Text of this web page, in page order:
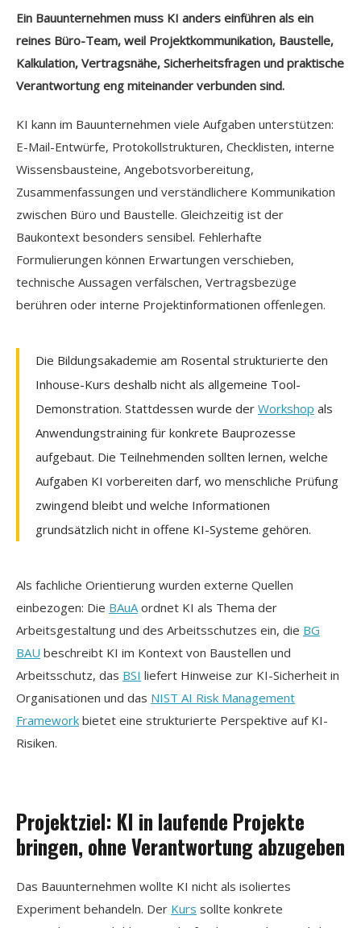
Ein Bauunternehmen muss KI anders einführen als ein
reines Büro-Team, weil Projektkommunikation, Baustelle,
Kalkulation, Vertragsnähe, Sicherheitsfragen und praktische
Verantwortung eng miteinander verbunden sind.
KI kann im Bauunternehmen viele Aufgaben unterstützen:
E-Mail-Entwürfe, Protokollstrukturen, Checklisten, interne
Wissensbausteine, Angebotsvorbereitung,
Zusammenfassungen und verständlichere Kommunikation
zwischen Büro und Baustelle. Gleichzeitig ist der
Baukontext besonders sensibel. Fehlerhafte
Formulierungen können Erwartungen verschieben,
technische Aussagen verfälschen, Vertragsbezüge
berühren oder interne Projektinformationen offenlegen.
Die Bildungsakademie am Rosental strukturierte den
Inhouse-Kurs deshalb nicht als allgemeine Tool-
Demonstration. Stattdessen wurde der Workshop als
Anwendungstraining für konkrete Bauprozesse
aufgebaut. Die Teilnehmenden sollten lernen, welche
Aufgaben KI vorbereiten darf, wo menschliche Prüfung
zwingend bleibt und welche Informationen
grundsätzlich nicht in offene KI-Systeme gehören.
Als fachliche Orientierung wurden externe Quellen
einbezogen: Die BAuA ordnet KI als Thema der
Arbeitsgestaltung und des Arbeitsschutzes ein, die BG
BAU beschreibt KI im Kontext von Baustellen und
Arbeitsschutz, das BSI liefert Hinweise zur KI-Sicherheit in
Organisationen und das NIST AI Risk Management
Framework bietet eine strukturierte Perspektive auf KI-
Risiken.
Projektziel: KI in laufende Projekte
bringen, ohne Verantwortung abzugeben
Das Bauunternehmen wollte KI nicht als isoliertes
Experiment behandeln. Der Kurs sollte konkrete